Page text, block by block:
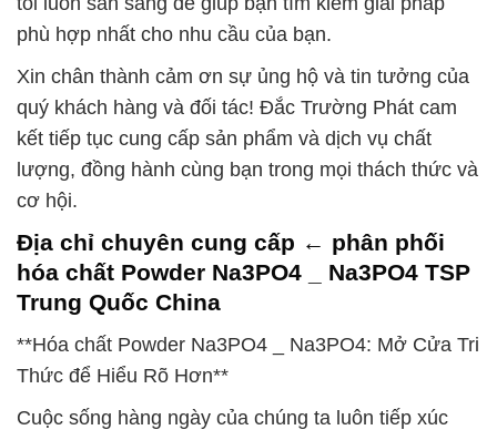
phù hợp nhất cho nhu cầu của bạn.
Xin chân thành cảm ơn sự ủng hộ và tin tưởng của
quý khách hàng và đối tác! Đắc Trường Phát cam
kết tiếp tục cung cấp sản phẩm và dịch vụ chất
lượng, đồng hành cùng bạn trong mọi thách thức và
cơ hội.
Địa chỉ chuyên cung cấp ← phân phối
hóa chất Powder Na3PO4 _ Na3PO4 TSP
Trung Quốc China
**Hóa chất Powder Na3PO4 _ Na3PO4: Mở Cửa Tri
Thức để Hiểu Rõ Hơn**
Cuộc sống hàng ngày của chúng ta luôn tiếp xúc